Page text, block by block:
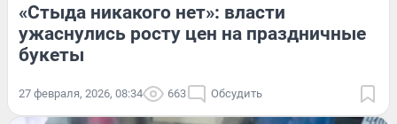
«Стыда никакого нет»: власти
ужаснулись росту цен на праздничные
букеты
27 февраля, 2026, 08:34 663 Обсудить